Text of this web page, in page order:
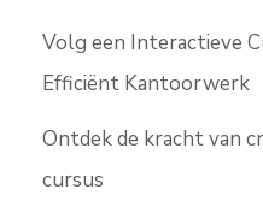
Volg een Interactieve
Efficiënt Kantoorwerk
Ontdek de kracht van
cursus